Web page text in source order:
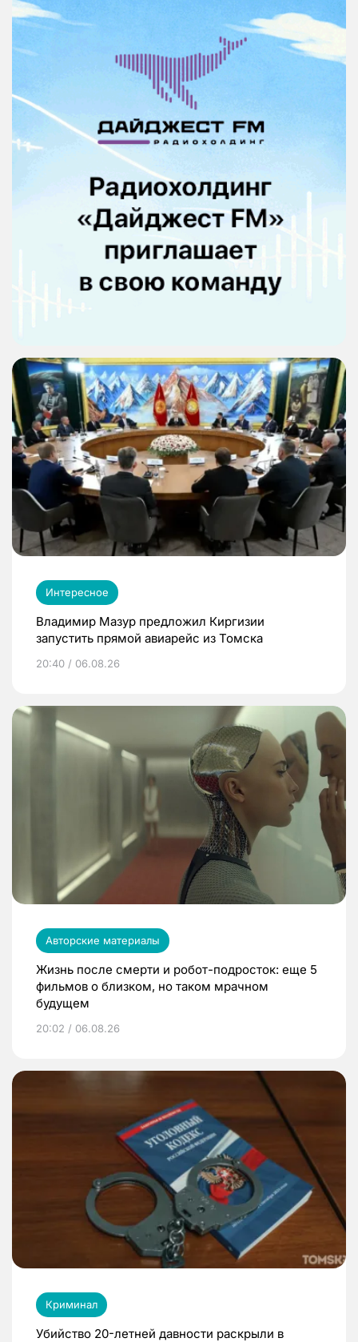
Интересное
Владимир Мазур предложил Киргизии
запустить прямой авиарейс из Томска
20:40 / 06.08.26
Авторские материалы
Жизнь после смерти и робот-подросток: еще 5
фильмов о близком, но таком мрачном
будущем
20:02 / 06.08.26
Криминал
Убийство 20-летней давности раскрыли в